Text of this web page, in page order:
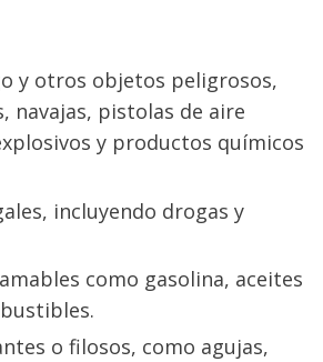
y otros objetos peligrosos,
navajas, pistolas de aire
y productos químicos
incluyendo drogas y
como gasolina, aceites
o filosos, como agujas,